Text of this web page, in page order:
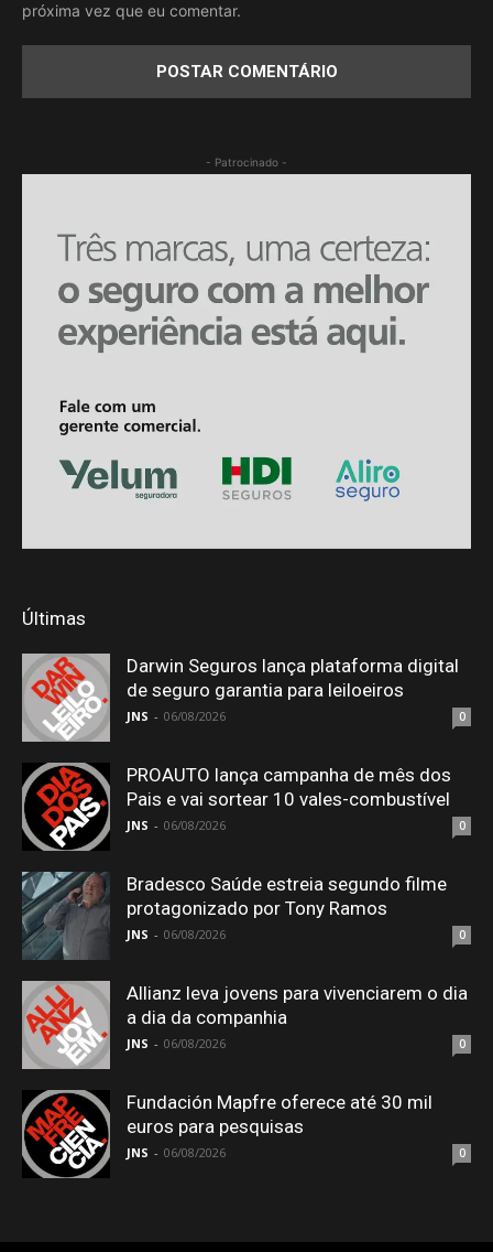
próxima vez que eu comentar.
- Patrocinado -
Últimas
Darwin Seguros lança plataforma digital
de seguro garantia para leiloeiros
JNS - 06/08/2026 0
PROAUTO lança campanha de mês dos
Pais e vai sortear 10 vales-combustível
JNS - 06/08/2026 0
Bradesco Saúde estreia segundo filme
protagonizado por Tony Ramos
JNS - 06/08/2026 0
Allianz leva jovens para vivenciarem o dia
a dia da companhia
JNS - 06/08/2026 0
Fundación Mapfre oferece até 30 mil
euros para pesquisas
JNS - 06/08/2026 0